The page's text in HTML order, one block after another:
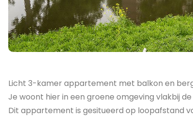
Licht 3-kamer appartement met balkon en
Je woont hier in een groene omgeving vlakbij
Dit appartement is gesitueerd op loopafstand